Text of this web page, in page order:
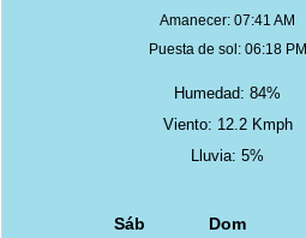
Amanecer: 07:41 AM
Puesta de sol: 06:18 PM
Humedad: 84%
Viento: 12.2 Kmph
Lluvia: 5%
Sáb Dom